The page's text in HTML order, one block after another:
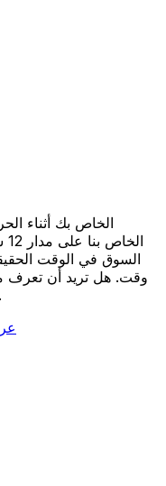
السوق في الوقت
وقت. هل تريد أن تعرف
السعر وسنخبرك عندما يصل إلى هدفك.